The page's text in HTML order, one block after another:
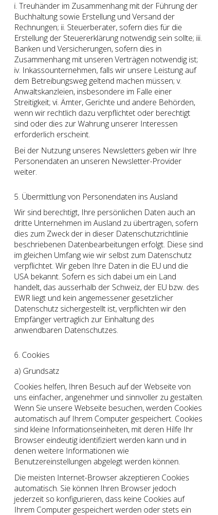
i. Treuhänder im Zusammenhang mit der Führung der
Buchhaltung sowie Erstellung und Versand der
Rechnungen; ii. Steuerberater, sofern dies für die
Erstellung der Steuererklärung notwendig sein sollte; iii.
Banken und Versicherungen, sofern dies in
Zusammenhang mit unseren Verträgen notwendig ist;
iv. Inkassounternehmen, falls wir unsere Leistung auf
dem Betreibungsweg geltend machen müssen; v.
Anwaltskanzleien, insbesondere im Falle einer
Streitigkeit; vi. Ämter, Gerichte und andere Behörden,
wenn wir rechtlich dazu verpflichtet oder berechtigt
sind oder dies zur Wahrung unserer Interessen
erforderlich erscheint.
Bei der Nutzung unseres Newsletters geben wir Ihre
Personendaten an unseren Newsletter-Provider
weiter.
5. Übermittlung von Personendaten ins Ausland
Wir sind berechtigt, Ihre persönlichen Daten auch an
dritte Unternehmen im Ausland zu übertragen, sofern
dies zum Zweck der in dieser Datenschutzrichtlinie
beschriebenen Datenbearbeitungen erfolgt. Diese sind
im gleichen Umfang wie wir selbst zum Datenschutz
verpflichtet. Wir geben Ihre Daten in die EU und die
USA bekannt. Sofern es sich dabei um ein Land
handelt, das ausserhalb der Schweiz, der EU bzw. des
EWR liegt und kein angemessener gesetzlicher
Datenschutz sichergestellt ist, verpflichten wir den
Empfänger vertraglich zur Einhaltung des
anwendbaren Datenschutzes.
6. Cookies
a) Grundsatz
Cookies helfen, Ihren Besuch auf der Webseite von
uns einfacher, angenehmer und sinnvoller zu gestalten.
Wenn Sie unsere Webseite besuchen, werden Cookies
automatisch auf Ihrem Computer gespeichert. Cookies
sind kleine Informationseinheiten, mit deren Hilfe Ihr
Browser eindeutig identifiziert werden kann und in
denen weitere Informationen wie
Benutzereinstellungen abgelegt werden können.
Die meisten Internet-Browser akzeptieren Cookies
automatisch. Sie können Ihren Browser jedoch
jederzeit so konfigurieren, dass keine Cookies auf
Ihrem Computer gespeichert werden oder stets ein